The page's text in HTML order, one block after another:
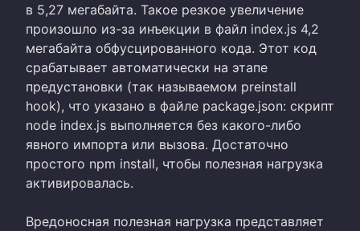
в 5,27 мегабайта. Такое резкое увеличение
произошло из-за инъекции в файл index.js 4,2
мегабайта обфусцированного кода. Этот код
срабатывает автоматически на этапе
предустановки (так называемом preinstall
hook), что указано в файле package.json: скрипт
node index.js выполняется без какого-либо
явного импорта или вызова. Достаточно
простого npm install, чтобы полезная нагрузка
активировалась.
Вредоносная полезная нагрузка представляет